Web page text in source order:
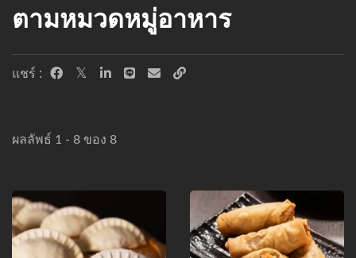
ตามหมวดหมู่อาหาร
แชร์ :
ผลลัพธ์ 1 - 8 ของ 8